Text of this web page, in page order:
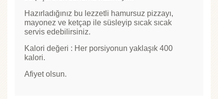
Hazırladığınız bu lezzetli hamursuz pizzayı,
mayonez ve ketçap ile süsleyip sıcak sıcak
servis edebilirsiniz.
Kalori değeri : Her porsiyonun yaklaşık 400
kalori.
Afiyet olsun.